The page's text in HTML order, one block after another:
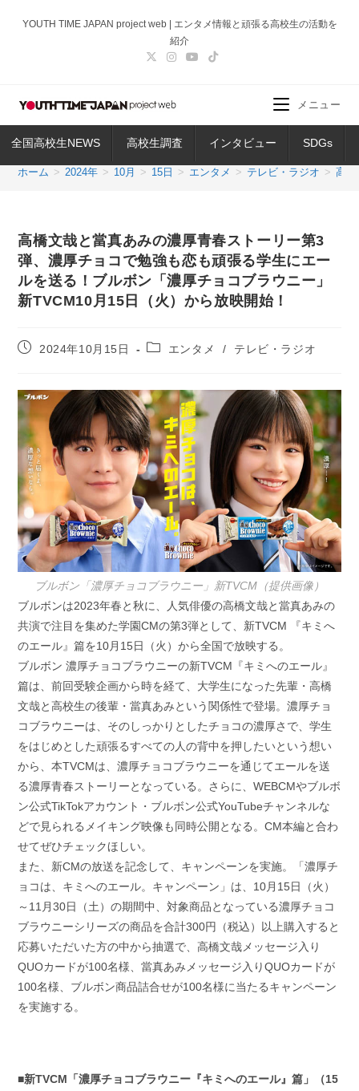
ス
ッ
YOUTH TIME JAPAN project web | エンタメ情報と頑張る高校生の活動を
紹介
全国高校生NEWS 高校生調査 インタビュー SDGs
メニュー
ホーム > 2024年 > 10月 > 15日 > エンタメ > テレビ・ラジオ > 高
高橋文哉と當真あみの濃厚青春ストーリー第3
弾、濃厚チョコで勉強も恋も頑張る学生にエー
ルを送る！ブルボン「濃厚チョコブラウニー」
新TVCM10月15日（火）から放映開始！
投
開
日:
2024年10月15日
投
テ
ゴ
リ
ー:
エンタメ / テレビ・ラジオ
ブルボン「濃厚チョコブラウニー」新TVCM（提供画像）
ブルボンは2023年春と秋に、人気俳優の高橋文哉と當真あみの
共演で注目を集めた学園CMの第3弾として、新TVCM 『キミへ
のエール』篇を10月15日（火）から全国で放映する。
ブルボン 濃厚チョコブラウニーの新TVCM『キミへのエール』
篇は、前回受験企画から時を経て、大学生になった先輩・高橋
文哉と高校生の後輩・當真あみという関係性で登場。濃厚チョ
コブラウニーは、そのしっかりとしたチョコの濃厚さで、学生
をはじめとした頑張るすべての人の背中を押したいという想い
から、本TVCMは、濃厚チョコブラウニーを通じてエールを送
る濃厚青春ストーリーとなっている。さらに、WEBCMやブルボ
ン公式TikTokアカウント・ブルボン公式YouTubeチャンネルな
どで見られるメイキング映像も同時公開となる。CM本編と合わ
せてぜひチェックほしい。
また、新CMの放送を記念して、キャンペーンを実施。「濃厚チ
ョコは、キミへのエール。キャンペーン」は、10月15日（火）
～11月30日（土）の期間中、対象商品となっている濃厚チョコ
ブラウニーシリーズの商品を合計300円（税込）以上購入すると
応募いただいた方の中から抽選で、高橋文哉メッセージ入り
QUOカードが100名様、當真あみメッセージ入りQUOカードが
100名様、ブルボン商品詰合せが100名様に当たるキャンペーン
を実施する。
■新TVCM「濃厚チョコブラウニー『キミへのエール』篇」（15